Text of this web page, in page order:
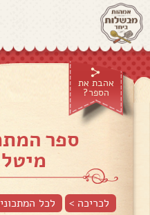
אהבת את
הספר?
ספר
לכריכה > לכל